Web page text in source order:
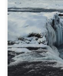
Niektóre
nierealne, by
niewielkim
Jeszcze więcej
da się